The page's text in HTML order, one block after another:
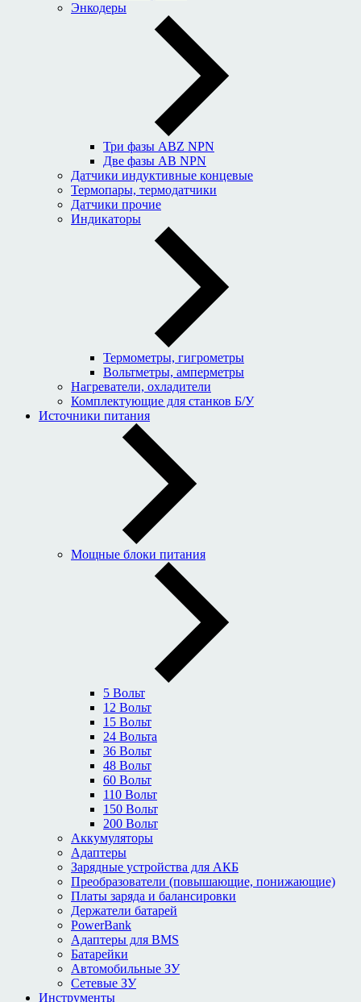
Энкодеры
Три фазы ABZ NPN
Две фазы AB NPN
Датчики индуктивные концевые
Термопары, термодатчики
Датчики прочие
Индикаторы
Термометры, гигрометры
Вольтметры, амперметры
Нагреватели, охладители
Комплектующие для станков Б/У
Источники питания
Мощные блоки питания
5 Вольт
12 Вольт
15 Вольт
24 Вольта
36 Вольт
48 Вольт
60 Вольт
110 Вольт
150 Вольт
200 Вольт
Аккумуляторы
Адаптеры
Зарядные устройства для АКБ
Преобразователи (повышающие, понижающие)
Платы заряда и балансировки
Держатели батарей
PowerBank
Адаптеры для BMS
Батарейки
Автомобильные ЗУ
Сетевые ЗУ
Инструменты